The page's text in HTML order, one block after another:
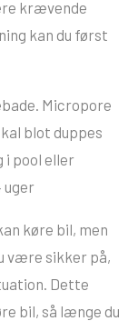
krævende
kan du først
Micropore
blot duppes
i pool eller
uger
køre bil, men
være sikker på,
Dette
bil, så længe du